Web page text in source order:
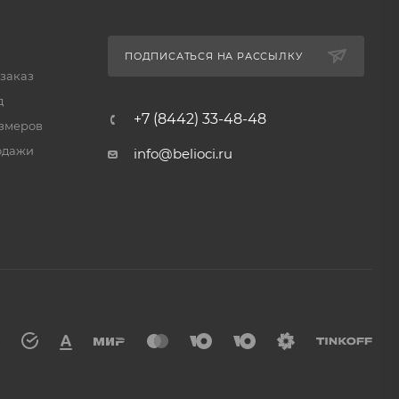
ПОДПИСАТЬСЯ НА РАССЫЛКУ
+7 (8442) 33-48-48
info@belioci.ru